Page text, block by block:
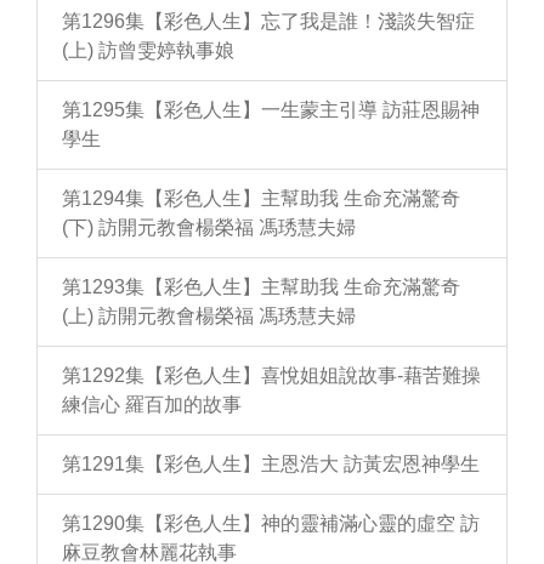
第1296集【彩色人生】忘了我是誰！淺談失智症
(上) 訪曾雯婷執事娘
第1295集【彩色人生】一生蒙主引導 訪莊恩賜神
學生
第1294集【彩色人生】主幫助我 生命充滿驚奇
(下) 訪開元教會楊榮福 馮琇慧夫婦
第1293集【彩色人生】主幫助我 生命充滿驚奇
(上) 訪開元教會楊榮福 馮琇慧夫婦
第1292集【彩色人生】喜悅姐姐說故事-藉苦難操
練信心 羅百加的故事
第1291集【彩色人生】主恩浩大 訪黃宏恩神學生
第1290集【彩色人生】神的靈補滿心靈的虛空 訪
麻豆教會林麗花執事